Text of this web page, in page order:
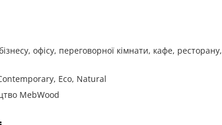
офісу, переговорної кімнати, кафе, ресторану,
Eco, Natural
MebWood